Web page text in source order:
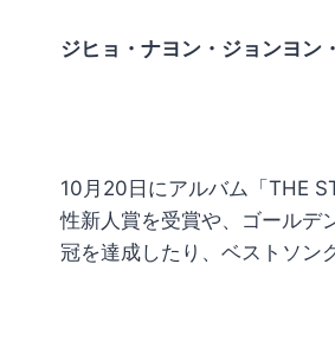
ジヒョ・ナヨン・ジョンヨン
10 月 20 日にアルバム「 THE
性新人賞を受賞や、ゴールデ
冠を達成したり、ベストソン